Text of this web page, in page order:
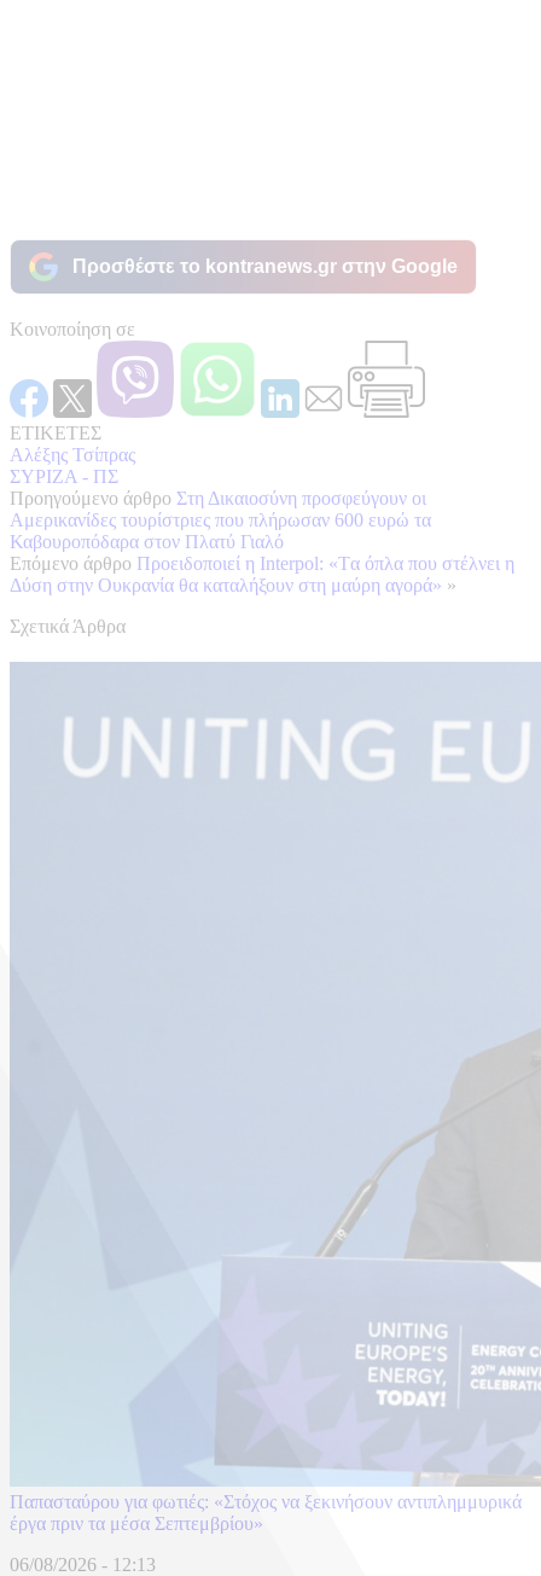
Προσθέστε το kontranews.gr στην Google
Κοινοποίηση σε
ΕΤΙΚΕΤΕΣ
Αλέξης Τσίπρας
ΣΥΡΙΖΑ - ΠΣ
Προηγούμενο άρθρο Στη Δικαιοσύνη προσφεύγουν οι
Αμερικανίδες τουρίστριες που πλήρωσαν 600 ευρώ τα
Καβουροπόδαρα στον Πλατύ Γιαλό
Επόμενο άρθρο Προειδοποιεί η Interpol: «Tα όπλα που στέλνει η
Δύση στην Ουκρανία θα καταλήξουν στη μαύρη αγορά» »
Σχετικά Άρθρα
Παπασταύρου για φωτιές: «Στόχος να ξεκινήσουν αντιπλημμυρικά
έργα πριν τα μέσα Σεπτεμβρίου»
06/08/2026 - 12:13